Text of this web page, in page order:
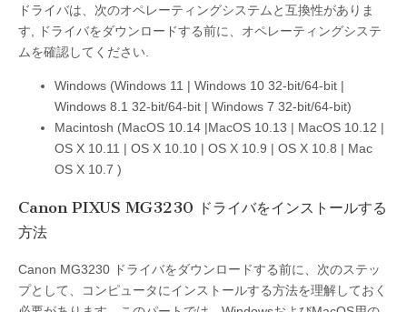
ドライバは、次のオペレーティングシステムと互換性がありま
す, ドライバをダウンロードする前に、オペレーティングシステ
ムを確認してください.
Windows (Windows 11 | Windows 10 32-bit/64-bit |
Windows 8.1 32-bit/64-bit | Windows 7 32-bit/64-bit)
Macintosh (MacOS 10.14 |MacOS 10.13 | MacOS 10.12 |
OS X 10.11 | OS X 10.10 | OS X 10.9 | OS X 10.8 | Mac
OS X 10.7 )
Canon PIXUS MG3230 ドライバをインストールする
方法
Canon MG3230 ドライバをダウンロードする前に、次のステッ
プとして、コンピュータにインストールする方法を理解しておく